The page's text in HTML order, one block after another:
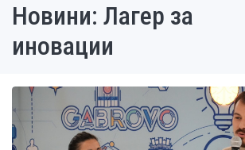
Новини: Лагер за
иновации
СТАТИИ